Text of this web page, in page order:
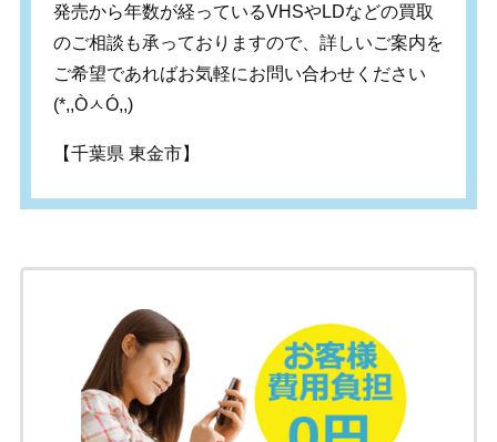
発売から年数が経っているVHSやLDなどの買取
のご相談も承っておりますので、詳しいご案内を
ご希望であればお気軽にお問い合わせください
(*,,ÒㅅÓ,,)
【千葉県 東金市】